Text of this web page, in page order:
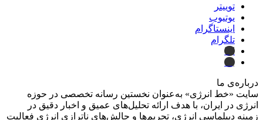
توییتر
یوتیوب
اینستاگرام
تلگرام
ایتا
بله
درباره‌ی ما
سایت «خط انرژی» به‌عنوان نخستین رسانه تخصصی در حوزه
انرژی در ایران، با هدف ارائه تحلیل‌های عمیق و اخبار دقیق در
زمینه دیپلماسی انرژی، تحریم‌ها و چالش‌های ناترازی انرژی فعالیت